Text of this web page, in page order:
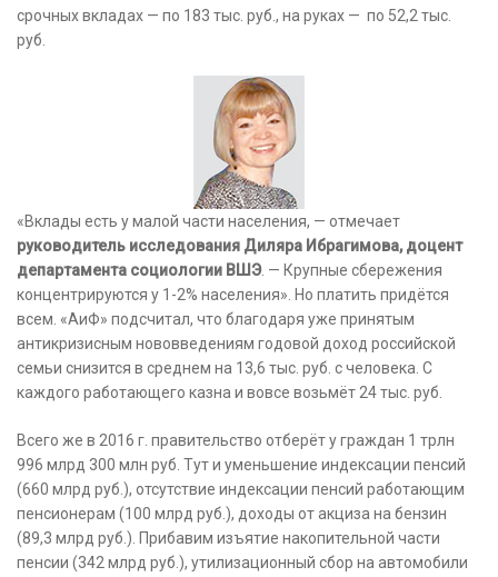
срочных вкладах — по 183 тыс. руб., на руках — по 52,2 тыс.
руб.
«Вклады есть у малой части населения, — отмечает
руководитель исследования Диляра Ибрагимова, доцент
департамента социологии ВШЭ. — Крупные сбережения
концентрируются у 1-2% населения». Но платить придётся
всем. «АиФ» подсчитал, что благодаря уже принятым
антикризисным нововведениям годовой доход российской
семьи снизится в среднем на 13,6 тыс. руб. с человека. С
каждого работающего казна и вовсе возьмёт 24 тыс. руб.
Всего же в 2016 г. правительство отберёт у граждан 1 трлн
996 млрд 300 млн руб. Тут и уменьшение индексации пенсий
(660 млрд руб.), отсутствие индексации пенсий работающим
пенсионерам (100 млрд руб.), доходы от акциза на бензин
(89,3 млрд руб.). Прибавим изъятие накопительной части
пенсии (342 млрд руб.), утилизационный сбор на автомобили